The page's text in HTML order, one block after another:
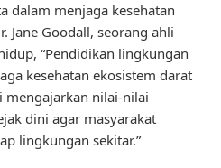
dalam menjaga kesehatan
Jane Goodall, seorang ahli
“Pendidikan lingkungan
kesehatan ekosistem darat
mengajarkan nilai-nilai
dini agar masyarakat
lingkungan sekitar.”